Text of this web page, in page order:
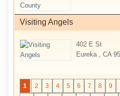
Visiting Angels
402 E St
Eureka , CA
1 2 3 4 5 6 7 8 9